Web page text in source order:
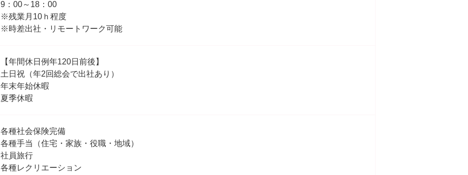
9：00～18：00
※残業月10ｈ程度
※時差出社・リモートワーク可能
【年間休日例年120日前後】
土日祝（年2回総会で出社あり）
年末年始休暇
夏季休暇
各種社会保険完備
各種手当（住宅・家族・役職・地域）
社員旅行
各種レクリエーション